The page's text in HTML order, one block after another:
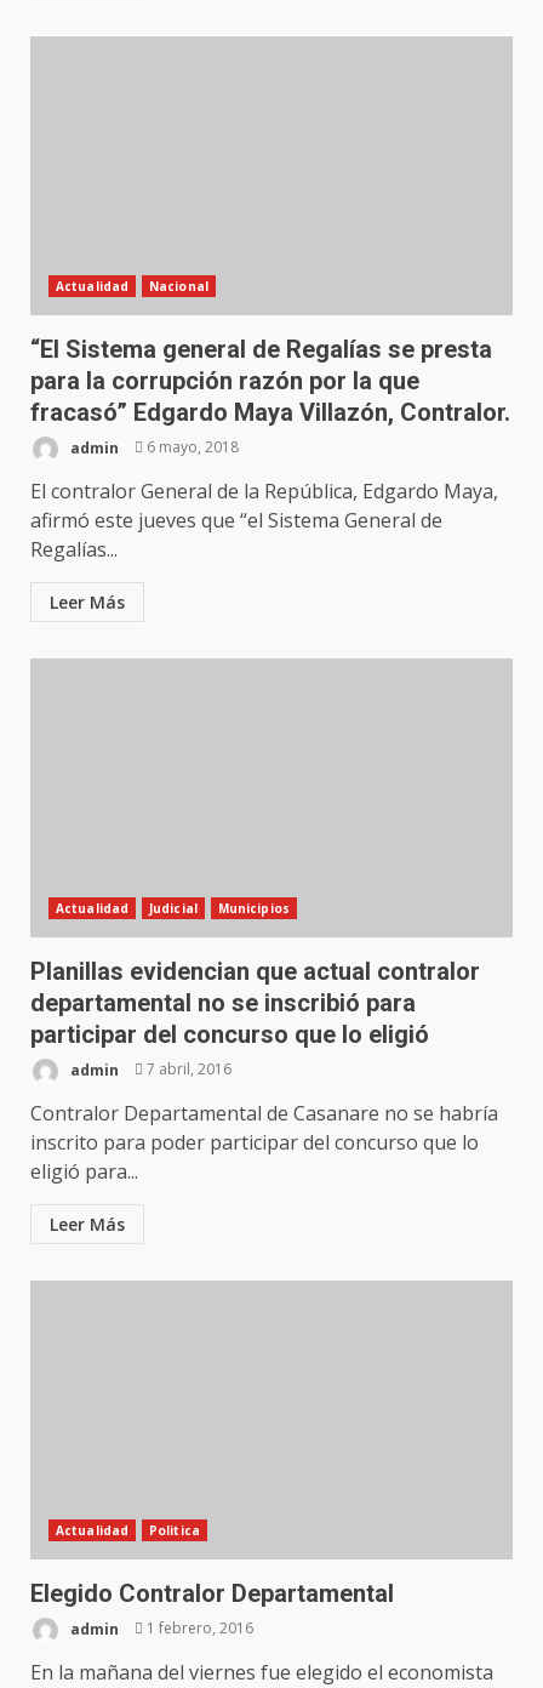
Actualidad Nacional
“El Sistema general de Regalías se presta
para la corrupción razón por la que
fracasó” Edgardo Maya Villazón, Contralor.
admin 6 mayo, 2018
El contralor General de la República, Edgardo Maya,
afirmó este jueves que “el Sistema General de
Regalías...
Leer Más
Actualidad Judicial Municipios
Planillas evidencian que actual contralor
departamental no se inscribió para
participar del concurso que lo eligió
admin 7 abril, 2016
Contralor Departamental de Casanare no se habría
inscrito para poder participar del concurso que lo
eligió para...
Leer Más
Actualidad Politica
Elegido Contralor Departamental
admin 1 febrero, 2016
En la mañana del viernes fue elegido el economista